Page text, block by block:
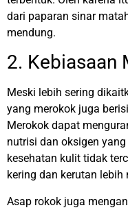
dari paparan sinar
mendung.
2. Kebiasaan
Meski lebih sering
yang merokok juga
Merokok dapat
nutrisi dan oksigen
kesehatan kulit tidak
kering dan kerutan lebih
Asap rokok juga